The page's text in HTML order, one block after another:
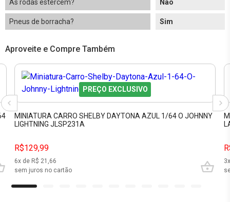
As rodas estercem? Não
Pneus de borracha? Sim
Aproveite e Compre Também
PREÇO EXCLUSIVO
MINIATURA CARRO SHELBY DAYTONA AZUL 1/64 O JOHNNY
LIGHTNING JLSP231A
R$129,99
6x de R$ 21,66
sem juros no cartão
3